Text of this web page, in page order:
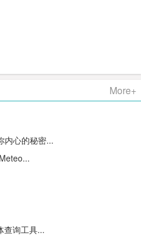
More+
内心的秘密...
查询工具...